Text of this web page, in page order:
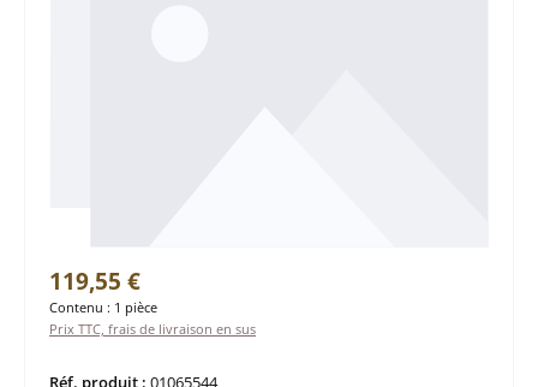
Prix régulier :
119,55 €
Contenu : 1 pièce
Prix TTC, frais de livraison en sus
Réf. produit : 01065544